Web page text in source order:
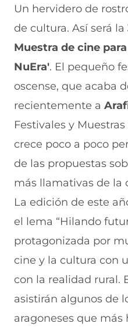
i
e
F
a
c
e
o
k
(
s
e
b
e
e
n
u
a
u
e
a
i
p
r
W
h
a
s
p
p
(
s
e
a
b
r
e
e
n
n
n
u
v
i
p
r
X
s
e
a
r
e
e
n
u
n
n
u
e
v
v
e
n
t
n
i
p
r
T
e
l
g
a
m
(
s
a
r
e
e
n
n
n
u
v
i
p
r
E
m
a
l
s
e
a
b
e
n
u
n
a
u
v
a
e
Un hervidero de
de cultura. Así será la
Muestra de cine
NuEra'. El pequeño
oscense, que acaba
recientemente a
Festivales y
crece poco a poco
de las propuestas
más llamativas de la
La edición de este
el lema “Hilando
protagonizada por
cine y la cultura con
con la realidad rural.
asistirán algunos de
aragoneses que